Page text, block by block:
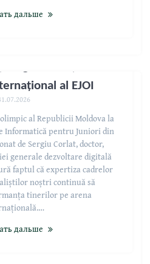
дальше
al EJOI
al Republicii Moldova la
Informatică pentru Juniori din
de Sergiu Corlat, doctor,
generale dezvoltare digitală
faptul că expertiza cadrelor
noștri continuă să
tinerilor pe arena
дальше